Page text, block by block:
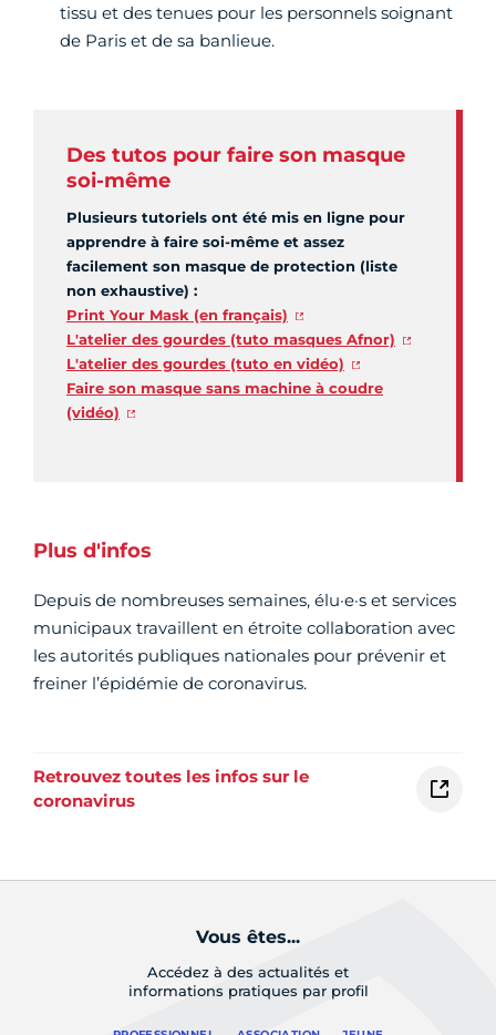
tissu et des tenues pour les personnels soignant
de Paris et de sa banlieue.
Des tutos pour faire son masque
soi-même
Plusieurs tutoriels ont été mis en ligne pour
apprendre à faire soi-même et assez
facilement son masque de protection (liste
non exhaustive) :
Print Your Mask (en français)
L'atelier des gourdes (tuto masques Afnor)
L'atelier des gourdes (tuto en vidéo)
Faire son masque sans machine à coudre
(vidéo)
Plus d'infos
Depuis de nombreuses semaines, élu·e·s et services
municipaux travaillent en étroite collaboration avec
les autorités publiques nationales pour prévenir et
freiner l’épidémie de coronavirus.
Retrouvez toutes les infos sur le
coronavirus
Vous êtes...
Accédez à des actualités et
informations pratiques par profil